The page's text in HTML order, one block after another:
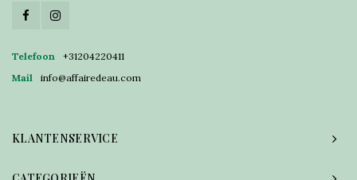
Telefoon
+31204220411
Mail
info@affairedeau.com
KLANTENSERVICE